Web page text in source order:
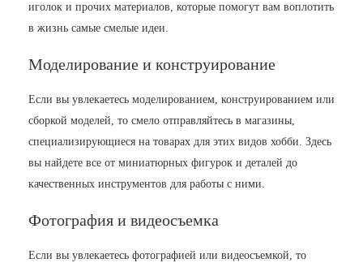
иголок и прочих материалов, которые помогут вам воплотить
в жизнь самые смелые идеи.
Моделирование и конструирование
Если вы увлекаетесь моделированием, конструированием или
сборкой моделей, то смело отправляйтесь в магазины,
специализирующиеся на товарах для этих видов хобби. Здесь
вы найдете все от миниатюрных фигурок и деталей до
качественных инструментов для работы с ними.
Фотография и видеосъемка
Если вы увлекаетесь фотографией или видеосъемкой, то